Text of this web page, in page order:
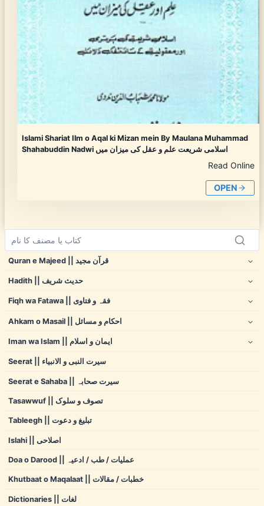
Islami Shariat Ilm o Aqal ki Mizan mein By Maulana Muhammad
Shahabuddin Nadwi اسلامی شریعت علم و عقل کی میزان میں
Read Online
OPEN
Quran e Majeed || قرآن مجید
Hadith || حدیث شریف
Fiqh wa Fatawa || فقہ و فتاوی
Ahkam o Masail || احکام و مسائل
Iman wa Islam || ایمان و اسلام
Seerat || سیرت النبی و الانبیاء
Seerat e Sahaba || سیرت صحابہ
Tasawwuf || تصوف و سلوک
Tableegh || تبلیغ و دعوت
Islahi || اصلاحی
Doa o Darood || عملیات / طب / ادعیہ
Khutbaat o Maqalaat || خطبات / مقالات
Dictionaries || لغات